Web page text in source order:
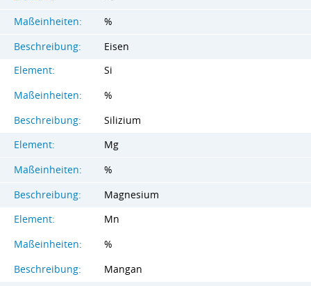
Maßeinheiten:
%
Beschreibung:
Eisen
Element:
Si
Maßeinheiten:
%
Beschreibung:
Silizium
Element:
Mg
Maßeinheiten:
%
Beschreibung:
Magnesium
Element:
Mn
Maßeinheiten:
%
Beschreibung:
Mangan